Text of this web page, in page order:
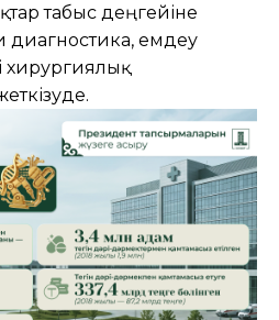
табыс деңгейіне
диагностика, емдеу
хирургиялық